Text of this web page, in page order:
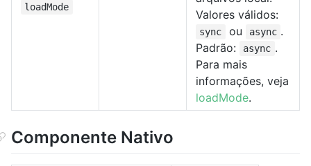
loadMode
Valores válidos:
sync ou async .
Padrão:
async .
Para mais
informações, veja
loadMode.
Componente Nativo